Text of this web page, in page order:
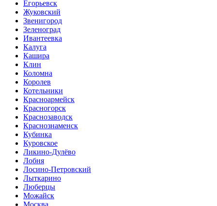
Егорьевск
Жуковский
Звенигород
Зеленоград
Ивантеевка
Калуга
Кашира
Клин
Коломна
Королев
Котельники
Красноармейск
Красногорск
Краснозаводск
Краснознаменск
Кубинка
Куровское
Ликино-Дулёво
Лобня
Лосино-Петровский
Лыткарино
Люберцы
Можайск
Москва